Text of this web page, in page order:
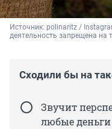
Источник: polinaritz /
деятельность запрещена на
Сходили бы на
Звучит
любые деньги